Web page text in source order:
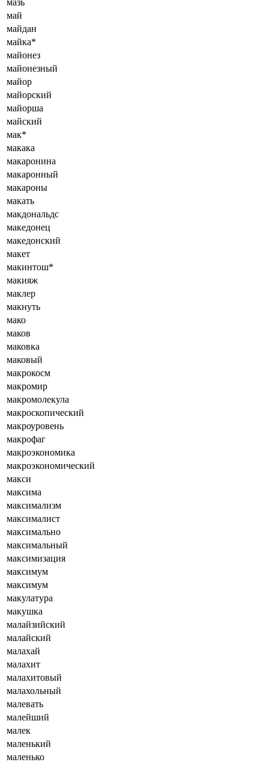
май
майдан
майка*
майонез
майонезный
майор
майорский
майорша
майский
мак*
макака
макаронина
макаронный
макароны
макать
макдональдс
македонец
македонский
макет
макинтош*
макияж
маклер
макнуть
мако
маков
маковка
маковый
макрокосм
макромир
макромолекула
макроскопический
макроуровень
макрофаг
макроэкономика
макроэкономический
макси
максима
максимализм
максималист
максимально
максимальный
максимизация
максимум
максимум
макулатура
макушка
малайзийский
малайский
малахай
малахит
малахитовый
малахольный
малевать
малейший
малек
маленький
маленько